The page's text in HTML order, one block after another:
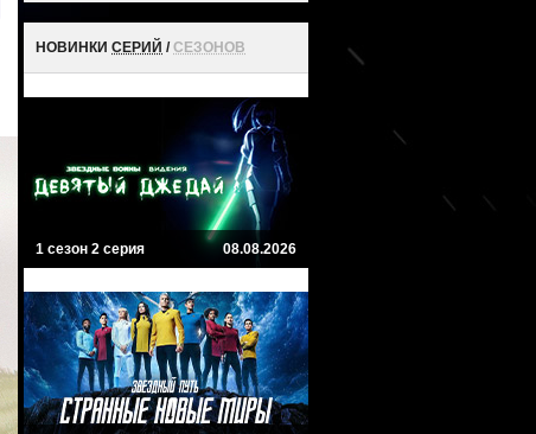
НОВИНКИ СЕРИЙ /СЕЗОНОВ
1 сезон 2 серия 08.08.2026